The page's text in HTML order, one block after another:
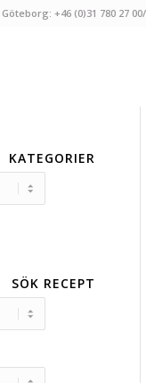
Göteborg: +46 (0)31 780 27
KATEGORIER
SÖK RECEPT